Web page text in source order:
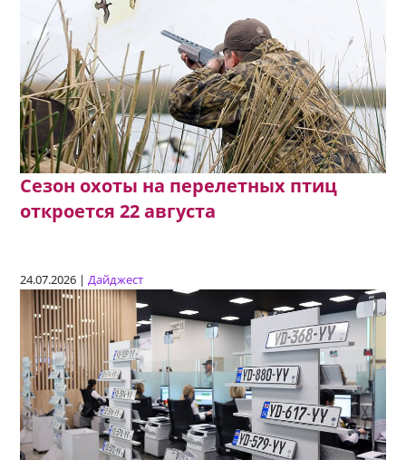
Сезон охоты на перелетных птиц
откроется 22 августа
24.07.2026 |Дайджест